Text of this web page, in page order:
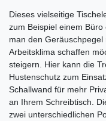
Dieses vielseitige
zum Beispiel einem
man den
Arbeitsklima schaffen
steigern. Hier kann die
Hustenschutz zum
Schallwand für mehr
an Ihrem Schreibtisch.
zwei unterschiedlichen